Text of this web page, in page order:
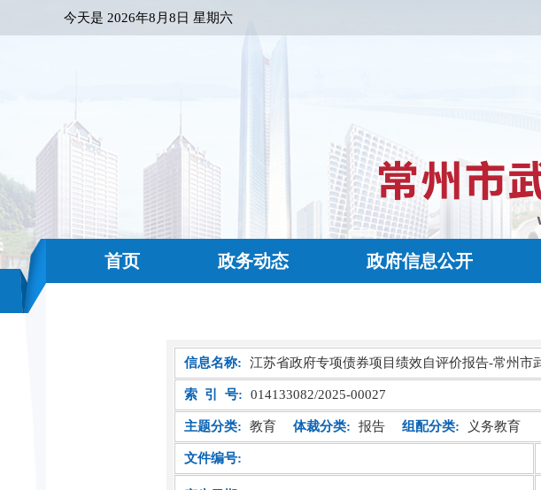
今天是 2026年8月8日 星期六
首页 政务动态 政府信息公开
信息名称: 江苏省政府专项债券项目绩效自评价报告-常州市
索 引 号: 014133082/2025-00027
主题分类: 教育 体裁分类: 报告 组配分类: 义务教育
文件编号: